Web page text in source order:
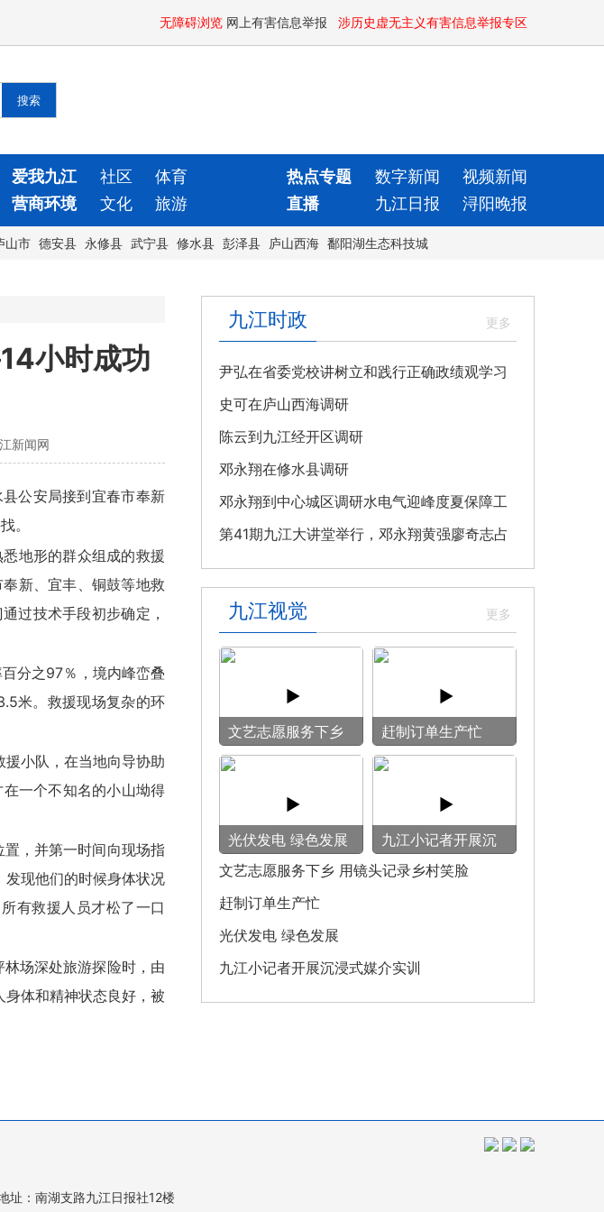
无障碍浏览 网上有害信息举报 涉历史虚无主义有害信息举报专区
爱我九江 社区 体育 热点专题 数字新闻
视频新闻
营商环境 文化 旅游 直播 九江日报 浔阳晚报
山市 德安县 永修县 武宁县 修水县 彭泽县 庐山西海 鄱阳湖生态科技城
小时成功
新闻网
公安局接到宜春市奉新
。
地形的群众组成的救援
新、宜丰、铜鼓等地救
过技术手段初步确定，
分之97％，境内峰峦叠
米。救援现场复杂的环
小队，在当地向导协助
一个不知名的小山坳得
，并第一时间向现场指
现他们的时候身体状况
有救援人员才松了一口
场深处旅游探险时，由
体和精神状态良好，被
九江时政
尹弘在省委党校讲树立和践行正确政绩观学习
教育专题党课
史可在庐山西海调研
陈云到九江经开区调研
邓永翔在修水县调研
邓永翔到中心城区调研水电气迎峰度夏保障工
作
第41期九江大讲堂举行，邓永翔黄强廖奇志占
勇出席
九江视觉
文艺志愿服务下乡
用镜头记录乡村笑
赶制订单生产忙
光伏发电 绿色发展
九江小记者开展沉
浸式媒介实训
文艺志愿服务下乡 用镜头记录乡村笑脸
赶制订单生产忙
光伏发电 绿色发展
九江小记者开展沉浸式媒介实训
：南湖支路九江日报社12楼